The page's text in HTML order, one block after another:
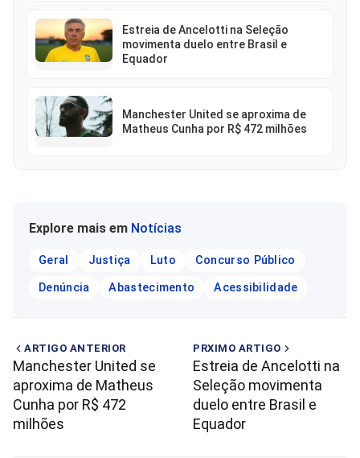
Estreia de Ancelotti na Seleção
movimenta duelo entre Brasil e
Equador
Manchester United se aproxima de
Matheus Cunha por R$ 472 milhões
Explore mais em Notícias
Geral Justiça Luto
Concurso Público
Denúncia
Abastecimento Acessibilidade
ARTIGO ANTERIOR
Manchester United se
aproxima de Matheus
Cunha por R$ 472
milhões
PRXIMO ARTIGO
Estreia de Ancelotti na
Seleção movimenta
duelo entre Brasil e
Equador